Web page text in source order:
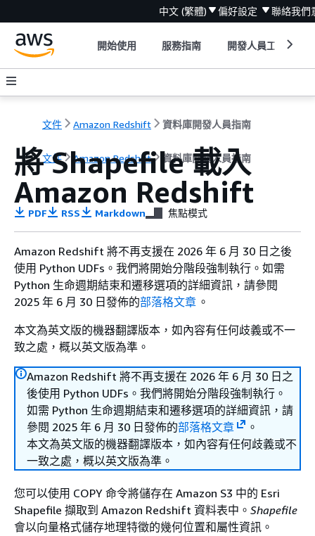
中文 (繁體) 偏好設定 聯絡我們
開始使用 服務指南 開發人員工具
文件 Amazon Redshift 資料庫開發人員指南
文件 Amazon Redshift 資料庫開發人員指南
將 Shapefile 載入
Amazon Redshift
PDF RSS Markdown 焦點模式
Amazon Redshift 將不再支援在 2026 年 6 月 30 日之後
使用 Python UDFs。我們將開始分階段強制執行。如需
Python 生命週期結束和遷移選項的詳細資訊，請參閱
2025 年 6 月 30 日發佈的部落格文章 。
本文為英文版的機器翻譯版本，如內容有任何歧義或不一
致之處，概以英文版為準。
Amazon Redshift 將不再支援在 2026 年 6 月 30 日之
後使用 Python UDFs。我們將開始分階段強制執行。
如需 Python 生命週期結束和遷移選項的詳細資訊，請
參閱 2025 年 6 月 30 日發佈的部落格文章
。
本文為英文版的機器翻譯版本，如內容有任何歧義或不
一致之處，概以英文版為準。
您可以使用 COPY 命令將儲存在 Amazon S3 中的 Esri
Shapefile 擷取到 Amazon Redshift 資料表中。 Shapefile
會以向量格式儲存地理特徵的幾何位置和屬性資訊。